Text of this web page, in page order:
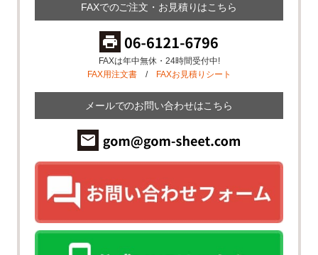
FAXでのご注文・お見積りはこちら
FAXは年中無休・24時間受付中!
FAX用注文書/ FAXお見積りシート
メールでのお問い合わせはこちら